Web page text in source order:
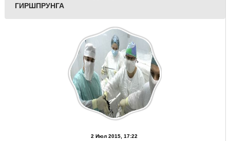
ГИРШПРУНГА
2 Июл 2015, 17:22